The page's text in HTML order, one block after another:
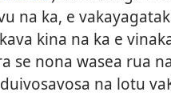
na ka, e
kina na ka e
se nona wasea rua
na lotu